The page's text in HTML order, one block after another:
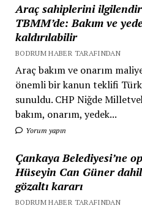
Araç sahiplerini
TBMM’de: Bakım ve
kaldırılabilir
BODRUM HABER TARAFINDAN
Araç bakım ve onarım
önemli bir kanun teklifi
sunuldu. CHP Niğde
bakım, onarım, yedek...
Yorum yapın
Çankaya Belediyesi’ne
Hüseyin Can Güner
gözaltı kararı
BODRUM HABER TARAFINDAN